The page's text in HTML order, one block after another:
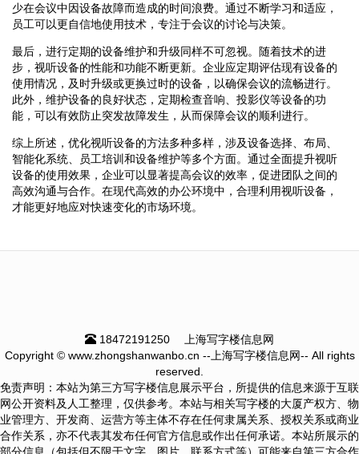
少在会议中因设备故障而造成的时间浪费。通过不断学习和适应，
员工可以更自信地使用技术，专注于会议的讨论与决策。
最后，进行定期的设备维护和升级同样不可忽视。随着技术的进
步，视听设备的性能和功能不断更新。企业应定期评估现有设备的
使用情况，及时升级或更换过时的设备，以确保会议的流畅进行。
此外，维护设备的良好状态，定期检查音响、投影仪等设备的功
能，可以有效防止突发故障发生，从而保障会议的顺利进行。
综上所述，优化视听设备的方法多种多样，涉及设备选择、布局、
智能化系统、员工培训和设备维护等多个方面。通过全面提升视听
设备的使用效果，企业可以显著提高会议的效率，促进团队之间的
高效沟通与合作。在现代高效的办公环境中，合理利用视听设备，
才能更好地应对快速变化的市场环境。
18472191250
上海写字楼信息网
Copyright © www.zhongshanwanbo.cn --上海写字楼信息网-- All rights
reserved.
免责声明：本站为第三方写字楼信息展示平台，所提供的信息来源于互联
网公开资料及人工整理，仅供参考。本站与相关写字楼的大厦产权方、物
业管理方、开发商、运营方等主体不存在任何隶属关系、授权关系或商业
合作关系，亦不代表其发布任何官方信息或作出任何承诺。本站所展示的